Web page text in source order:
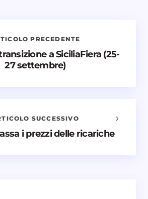
vengono aggiunti nuovi
PRECEDENTE
a SiciliaFiera (25-
27 settembre)
SUCCESSIVO
i prezzi delle ricariche